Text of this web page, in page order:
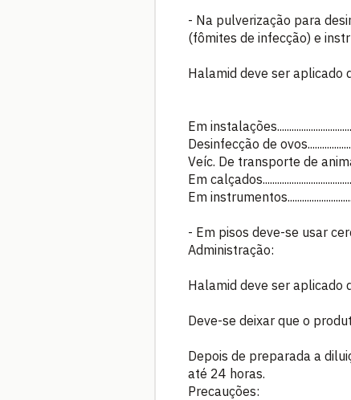
- Na pulverização para
(fômites de infecção) e
Halamid deve ser aplicado
Por litro de
Em
Desinfecção de
Veíc. De transporte de
Em
Em
- Em pisos deve-se usar
Administração:
Halamid deve ser aplicado
Deve-se deixar que o
Depois de preparada a
até 24 horas.
Precauções: